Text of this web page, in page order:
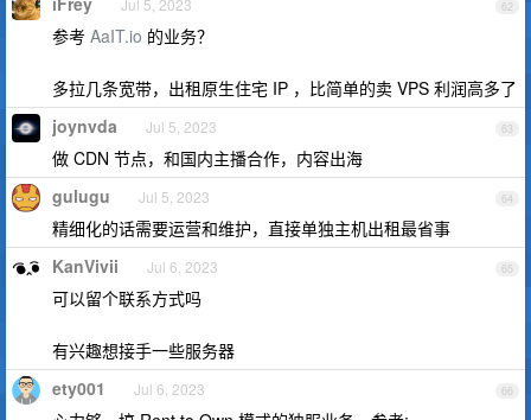
62
Jul 5, 2023
参考 AaIT.io 的业务？
多拉几条宽带，出租原生住宅 IP ，比简单的卖 VPS 利润高多了
63
joynvda Jul 5, 2023
做 CDN 节点，和国内主播合作，内容出海
64
gulugu Jul 5, 2023
精细化的话需要运营和维护，直接单独主机出租最省事
65
KanVivii Jul 6, 2023
可以留个联系方式吗
有兴趣想接手一些服务器
66
ety001 Jul 6, 2023